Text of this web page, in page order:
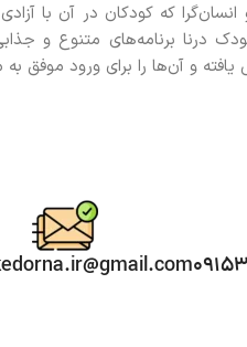
که کودکان در آن با
درنا برنامه‌های متنوع و
و آن‌ها را برای ورود موفق به